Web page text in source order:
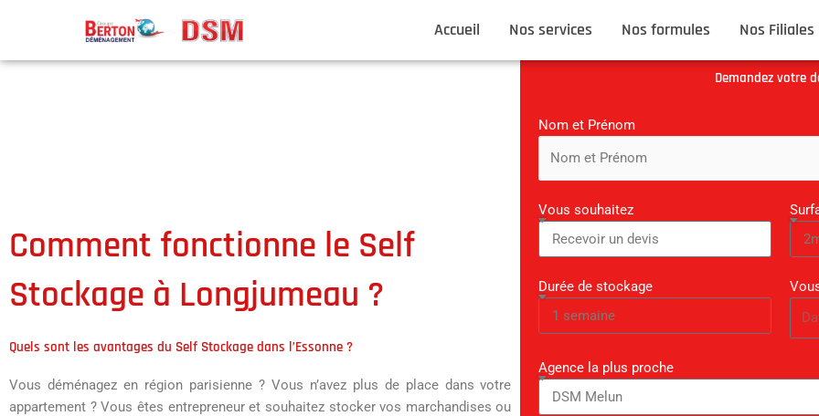
Accueil Nos services Nos formules Nos Filiales
Comment fonctionne le Self
Stockage à Longjumeau ?
Quels sont les avantages du Self Stockage dans l’Essonne ?
Vous déménagez en région parisienne ? Vous n’avez plus de place dans votre
appartement ? Vous êtes entrepreneur et souhaitez stocker vos marchandises ou
Demandez votre
Nom et Prénom
Vous souhaitez
Durée de stockage
Agence la plus proche